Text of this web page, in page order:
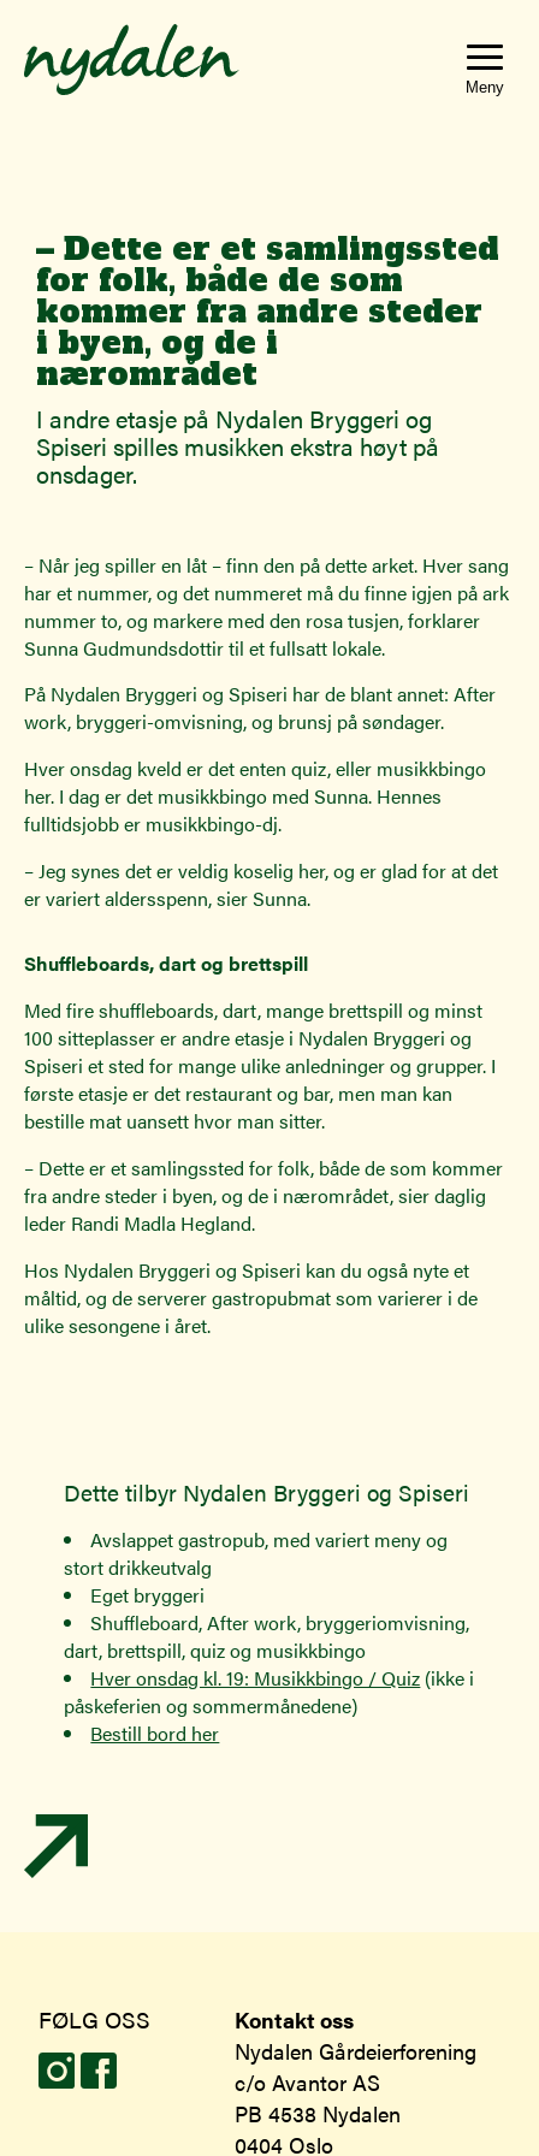
innhold
navigasjon
– Dette er et samlingssted
for folk, både de som
kommer fra andre steder
i byen, og de i
nærområdet
I andre etasje på Nydalen Bryggeri og
Spiseri spilles musikken ekstra høyt på
onsdager.
– Når jeg spiller en låt – finn den på dette arket. Hver sang
har et nummer, og det nummeret må du finne igjen på ark
nummer to, og markere med den rosa tusjen, forklarer
Sunna Gudmundsdottir til et fullsatt lokale.
På Nydalen Bryggeri og Spiseri har de blant annet: After
work, bryggeri-omvisning, og brunsj på søndager.
Hver onsdag kveld er det enten quiz, eller musikkbingo
her. I dag er det musikkbingo med Sunna. Hennes
fulltidsjobb er musikkbingo-dj.
– Jeg synes det er veldig koselig her, og er glad for at det
er variert aldersspenn, sier Sunna.
Shuffleboards, dart og brettspill
Med fire shuffleboards, dart, mange brettspill og minst
100 sitteplasser er andre etasje i Nydalen Bryggeri og
Spiseri et sted for mange ulike anledninger og grupper. I
første etasje er det restaurant og bar, men man kan
bestille mat uansett hvor man sitter.
– Dette er et samlingssted for folk, både de som kommer
fra andre steder i byen, og de i nærområdet, sier daglig
leder Randi Madla Hegland.
Hos Nydalen Bryggeri og Spiseri kan du også nyte et
måltid, og de serverer gastropubmat som varierer i de
ulike sesongene i året.
Dette tilbyr Nydalen Bryggeri og Spiseri
Avslappet gastropub, med variert meny og
stort drikkeutvalg
Eget bryggeri
Shuffleboard, After work, bryggeriomvisning,
dart, brettspill, quiz og musikkbingo
Hver onsdag kl. 19: Musikkbingo / Quiz (ikke i
påskeferien og sommermånedene)
Bestill bord her
FØLG OSS
Kontakt oss
Nydalen Gårdeierforening
c/o Avantor AS
PB 4538 Nydalen
0404 Oslo